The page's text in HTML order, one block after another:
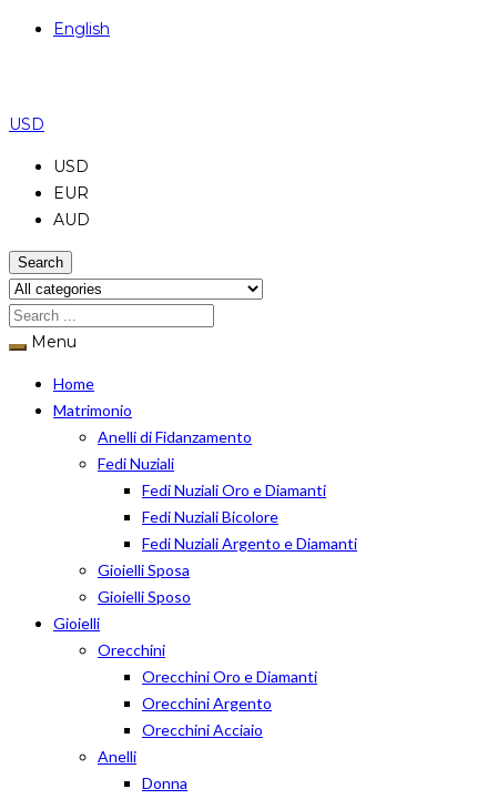
English
USD
USD
EUR
AUD
Search
Menu
Home
Matrimonio
Anelli di Fidanzamento
Fedi Nuziali
Fedi Nuziali Oro e Diamanti
Fedi Nuziali Bicolore
Fedi Nuziali Argento e Diamanti
Gioielli Sposa
Gioielli Sposo
Gioielli
Orecchini
Orecchini Oro e Diamanti
Orecchini Argento
Orecchini Acciaio
Anelli
Donna